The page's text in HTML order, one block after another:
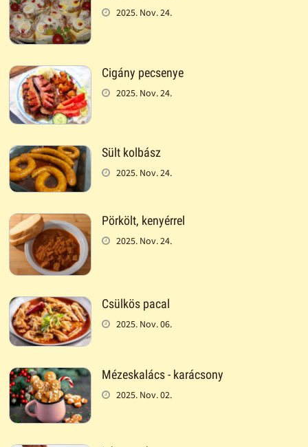
2025. Nov. 24.
Cigány pecsenye
2025. Nov. 24.
Sült kolbász
2025. Nov. 24.
Pörkölt, kenyérrel
2025. Nov. 24.
Csülkös pacal
2025. Nov. 06.
Mézeskalács - karácsony
2025. Nov. 02.